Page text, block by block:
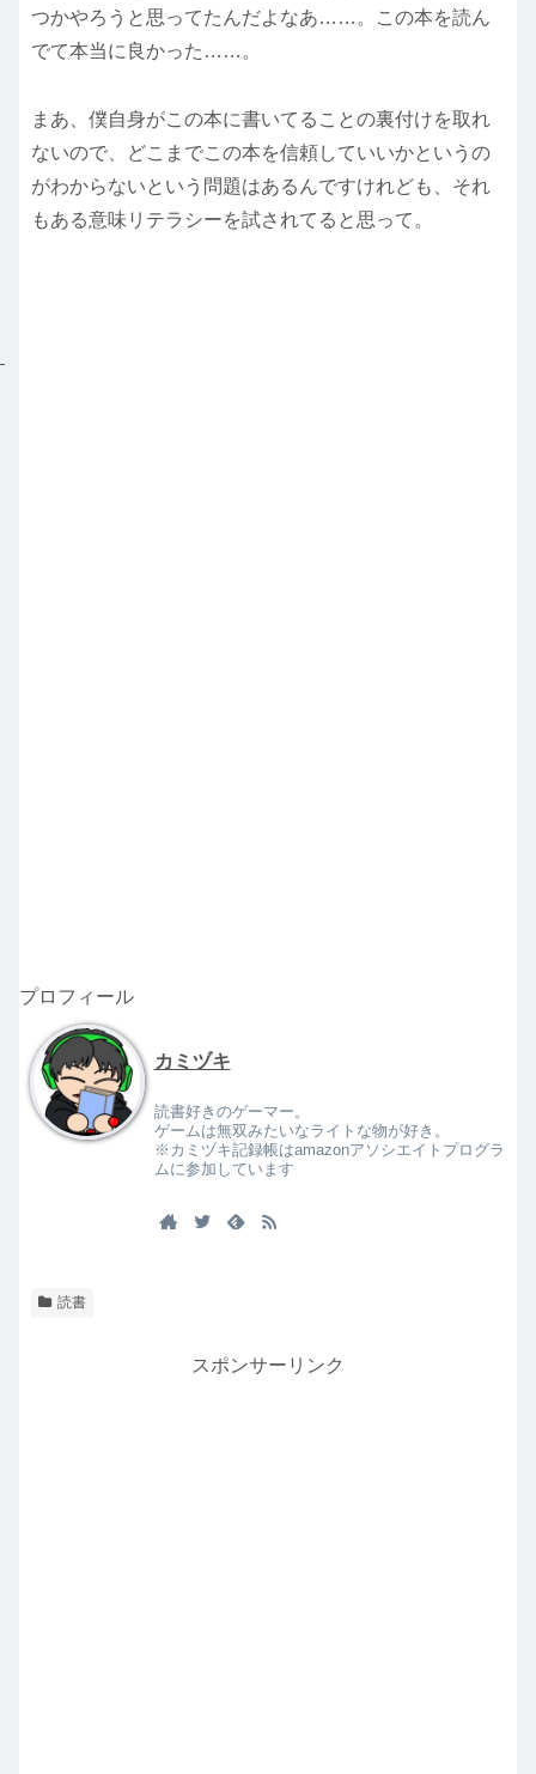
つかやろうと思ってたんだよなあ……。この本を読ん
でて本当に良かった……。
まあ、僕自身がこの本に書いてることの裏付けを取れ
ないので、どこまでこの本を信頼していいかというの
がわからないという問題はあるんですけれども、それ
もある意味リテラシーを試されてると思って。
プロフィール
カミヅキ
読書好きのゲーマー。
ゲームは無双みたいなライトな物が好き。
※カミヅキ記録帳はamazonアソシエイトプログラ
ムに参加しています
読書
スポンサーリンク